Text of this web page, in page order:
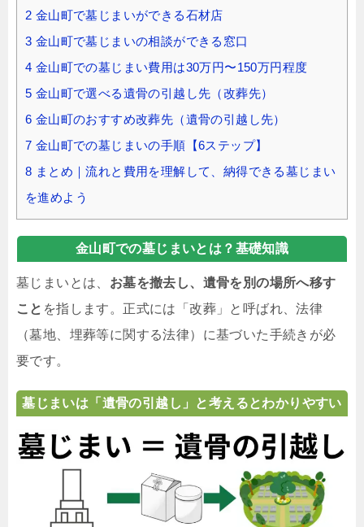
2 金山町で墓じまいができる石材店
3 金山町で墓じまいの相談ができる窓口
4 金山町での墓じまい費用は30万円〜150万円程度
5 金山町で選べる遺骨の引越し先（改葬先）
6 金山町のおすすめ改葬先（遺骨の引越し先）
7 金山町での墓じまいの手順【6ステップ】
8 まとめ｜流れと費用を理解して、納得できる墓じまい
を進めよう
金山町での墓じまいとは？基礎知識
墓じまいとは、 お墓を撤去し、遺骨を別の場所へ移す
こと を指します。正式には「改葬」と呼ばれ、法律
（墓地、埋葬等に関する法律）に基づいた手続きが必
要です。
墓じまいは「遺骨の引越し」と考えるとわかりやすい